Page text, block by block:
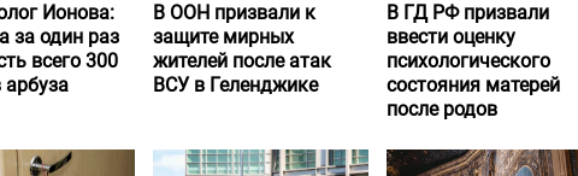
Ионова:
за один раз
всего 300
В ООН призвали к
защите мирных
жителей после атак
ВСУ в Геленджике
В ГД РФ призвали
ввести оценку
психологического
состояния матерей
после родов